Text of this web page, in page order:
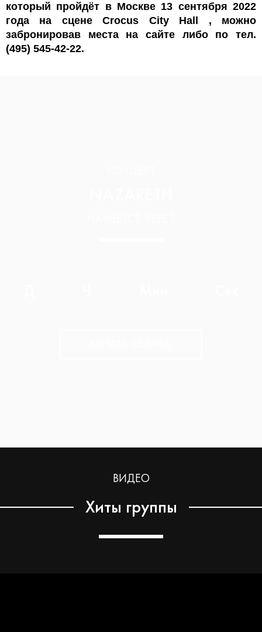
который пройдёт в Москве 13 сентября 2022
года на сцене Crocus City Hall , можно
забронировав места на сайте либо по тел.
(495) 545-42-22.
ВИДЕО
Хиты группы